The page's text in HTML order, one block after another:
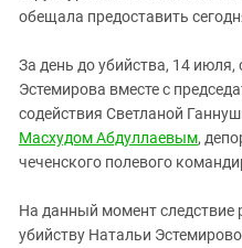
обещала предоставить
За день до убийства, 14
Эстемирова вместе с
содействия Светланой
Масхудом Абдуллаевым,
чеченского полевого
На данный момент следствие
убийству Натальи